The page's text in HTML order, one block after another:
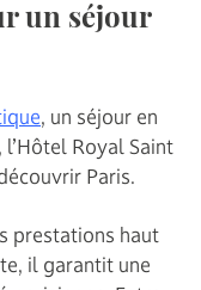
un séjour
, un séjour en
Royal Saint
Paris.
prestations haut
il garantit une